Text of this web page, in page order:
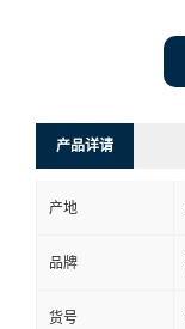
产品详请
产地
品牌
货号